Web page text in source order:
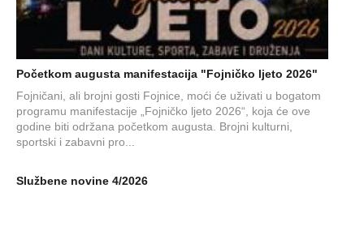
Početkom augusta manifestacija "Fojničko ljeto 2026"
Fojničani, ali brojni gosti Fojnice, moći će uživati u bogatom
programu manifestacije „Fojničko ljeto 2026“, koja će ove
godine biti održana početkom augusta. Brojni kulturni,
sportski i zabavni pro...
Službene novine 4/2026